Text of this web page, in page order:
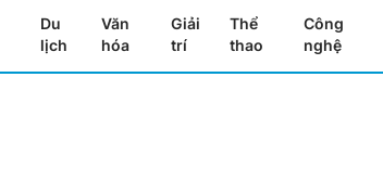
Du
lịch
Văn
hóa
Giải
trí
Thể
thao
Công
nghệ